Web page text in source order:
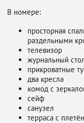
В номере:
просторная
раздельными
телевизор
журнальный
прикроватные
два кресла
комод с
сейф
санузел
терраса с